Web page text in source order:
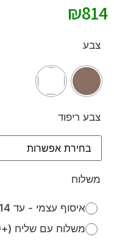
₪814
צבע
צבע ריפוד
משלוח
איסוף עצמי - עד 14 ימי עסקים (חינם)
משלוח עם שליח (+69 ₪)